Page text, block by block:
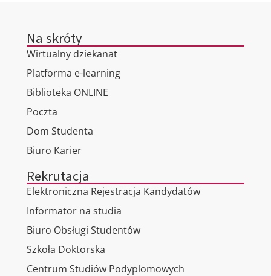
Na skróty
Wirtualny dziekanat
Platforma e-learning
Biblioteka ONLINE
Poczta
Dom Studenta
Biuro Karier
Rekrutacja
Elektroniczna Rejestracja Kandydatów
Informator na studia
Biuro Obsługi Studentów
Szkoła Doktorska
Centrum Studiów Podyplomowych